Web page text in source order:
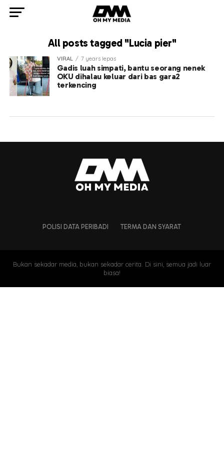
All posts tagged "Lucia pier"
VIRAL 7 years lepas
Gadis luah simpati, bantu seorang nenek
OKU dihalau keluar dari bas gara2
terkencing
POLISI DATA PERIBADI TERMA DAN SYARAT
Bukan sekadar media, bukan sekadar cerita. Di sini, semua jadi luar
biasa!